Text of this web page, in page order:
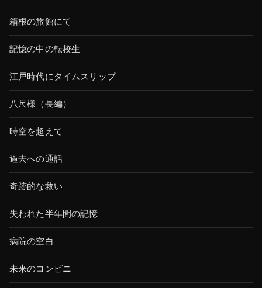
箱根の旅館にて
記憶の中の転校生
江戸時代にタイムスリップ
八尺様（長編）
時空を超えて
過去への通話
奇跡的な救い
失われた半年間の記憶
病院の空白
未来のコンビニ